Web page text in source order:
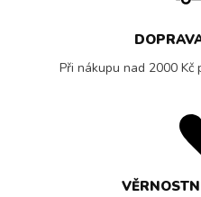
Při nákupu nad 2000 Kč